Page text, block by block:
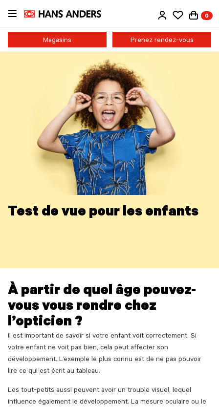
Passer
contenu
0
Magasins Prenez rendez-vous
Test de vue pour les enfants
À partir de quel âge pouvez-
vous vous rendre chez
l’opticien ?
Il est important de savoir si votre enfant voit correctement. Si
votre enfant ne voit pas bien, cela peut affecter son
développement. L’exemple le plus connu est de ne pas pouvoir
lire ce qui est écrit au tableau.
Les tout-petits aussi peuvent avoir un trouble visuel, lequel
influence également le développement. La mesure oculaire ou le